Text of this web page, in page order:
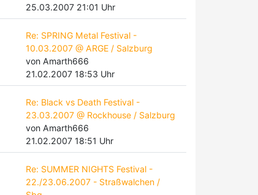
25.03.2007 21:01 Uhr
Re: SPRING Metal Festival -
10.03.2007 @ ARGE / Salzburg
von Amarth666
21.02.2007 18:53 Uhr
Re: Black vs Death Festival -
23.03.2007 @ Rockhouse / Salzburg
von Amarth666
21.02.2007 18:51 Uhr
Re: SUMMER NIGHTS Festival -
22./23.06.2007 - Straßwalchen /